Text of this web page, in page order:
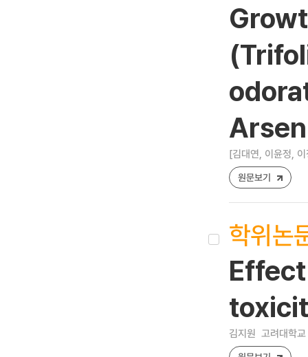
[김대연, 이윤정,
원문보기
학위논
김지원 고려대학